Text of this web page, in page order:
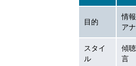
目的
情
ア
スタイ
ル
傾
言